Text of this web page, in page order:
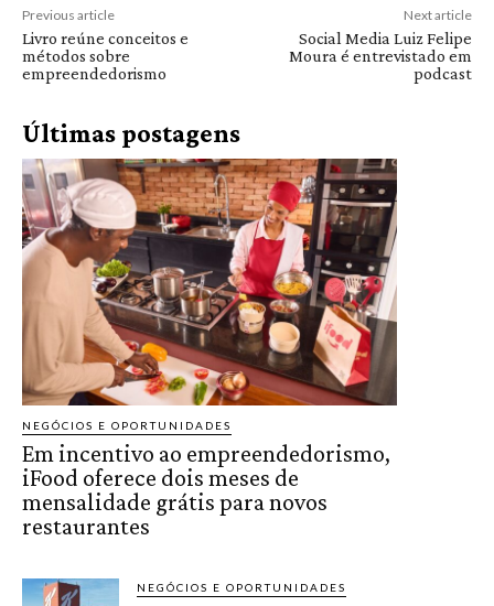
Previous article
Livro reúne conceitos e
métodos sobre
empreendedorismo
Next article
Social Media Luiz Felipe
Moura é entrevistado em
podcast
Últimas postagens
NEGÓCIOS E OPORTUNIDADES
Em incentivo ao empreendedorismo,
iFood oferece dois meses de
mensalidade grátis para novos
restaurantes
NEGÓCIOS E OPORTUNIDADES